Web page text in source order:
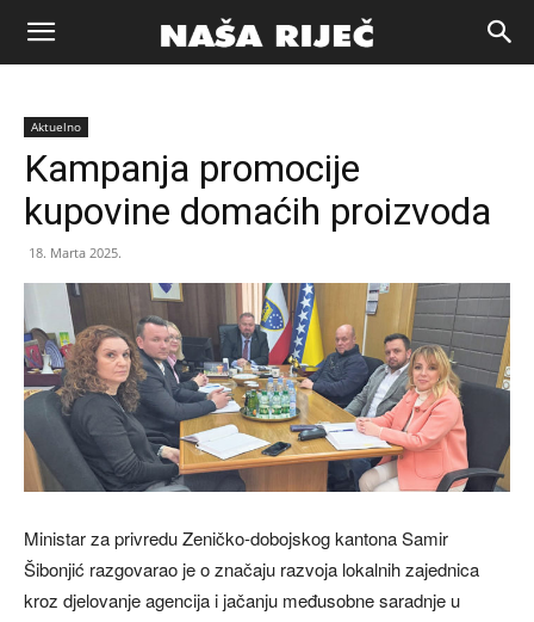
Naša
riječ
Aktuelno
Kampanja promocije
kupovine domaćih proizvoda
18. Marta 2025.
Ministar za privredu Zeničko-dobojskog kantona Samir
Šibonjić razgovarao je o značaju razvoja lokalnih zajednica
kroz djelovanje agencija i jačanju međusobne saradnje u